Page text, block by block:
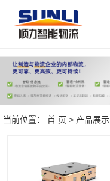
当前位置： 首 页 > 产品展示